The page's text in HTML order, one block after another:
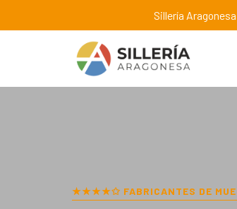
Sillería
★★★★✩ FABRICANTES DE